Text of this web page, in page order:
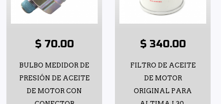
$ 70.00
BULBO MEDIDOR DE
PRESIÓN DE ACEITE
DE MOTOR CON
$ 340.00
FILTRO DE ACEITE
DE MOTOR
ORIGINAL PARA